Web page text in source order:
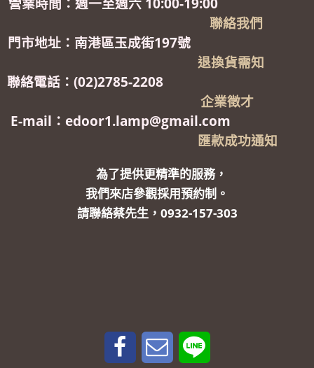
聯絡我們
門市地址：南港區玉成街197號
退換貨需知
聯絡電話：(02)2785-2208
企業徵才
E-mail：edoor1.lamp@gmail.com
匯款成功通知
為了提供更精準的服務，
我們來店參觀採用預約制。
請聯絡蔡先生，0932-157-303